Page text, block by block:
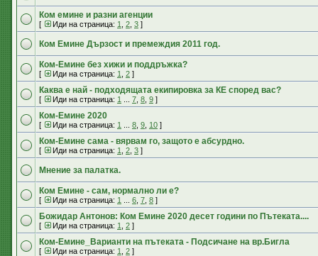
Ком емине и разни агенции
[ Иди на страница: 1 2 3 ]
Ком Емине Дързост и премеждия 2011 год.
Ком-Емине без хижи и поддръжка?
[ Иди на страница: 1 2 ]
Каква е най - подходящата екипировка за КЕ според вас?
[ Иди на страница: 1 7 8 9 ]
Ком-Емине 2020
[ Иди на страница: 1 8 9 10 ]
Ком-Емине сама - вярвам го, защото е абсурдно.
[ Иди на страница: 1 2 3 ]
Мнение за палатка.
Ком Емине - сам, нормално ли е?
[ Иди на страница: 1 6 7 8 ]
Божидар Антонов: Ком Емине 2020 десет години по Пътеката....
[ Иди на страница: 1 2 ]
Ком-Емине_Варианти на пътеката - Подсичане на вр.Бигла
[ Иди на страница: 1 2 ]